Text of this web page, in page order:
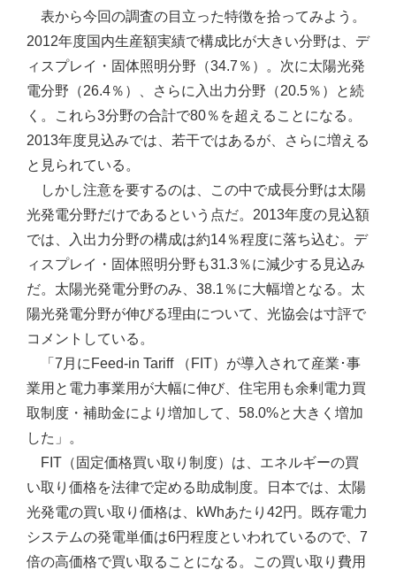
表から今回の調査の目立った特徴を拾ってみよう。
2012年度国内生産額実績で構成比が大きい分野は、デ
ィスプレイ・固体照明分野（34.7％）。次に太陽光発
電分野（26.4％）、さらに入出力分野（20.5％）と続
く。これら3分野の合計で80％を超えることになる。
2013年度見込みでは、若干ではあるが、さらに増える
と見られている。
しかし注意を要するのは、この中で成長分野は太陽
光発電分野だけであるという点だ。2013年度の見込額
では、入出力分野の構成は約14％程度に落ち込む。デ
ィスプレイ・固体照明分野も31.3％に減少する見込み
だ。太陽光発電分野のみ、38.1％に大幅増となる。太
陽光発電分野が伸びる理由について、光協会は寸評で
コメントしている。
「7月にFeed-in Tariff （FIT）が導入されて産業･事
業用と電力事業用が大幅に伸び、住宅用も余剰電力買
取制度・補助金により増加して、58.0%と大きく増加
した」。
FIT（固定価格買い取り制度）は、エネルギーの買
い取り価格を法律で定める助成制度。日本では、太陽
光発電の買い取り価格は、kWhあたり42円。既存電力
システムの発電単価は6円程度といわれているので、7
倍の高価格で買い取ることになる。この買い取り費用